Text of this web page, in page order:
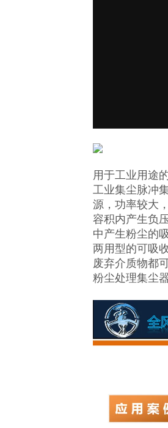
用于工业用途
工业集尘脉冲
源，功率较大
容积内产生负
中产生粉尘的
两用型的可吸
废弃介质物都
粉尘处理集尘